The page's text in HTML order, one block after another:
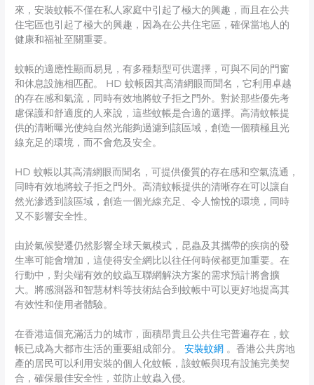
來，安裝蚊帳不僅在私人家庭中引起了極大的興趣，而且在公共
住宅區也引起了極大的興趣，因為在公共住宅區，確保當地人的
健康和福祉至關重要。
蚊帳的適應性顯而易見，有多種類型可供選擇，可與不同的門窗
和休息設施相匹配。 HD 蚊帳因其高清網眼而聞名，它利用卓越
的存在感和氣流，同時有效地將蚊子拒之門外。對於那些優先考
慮保護和舒適度的人來說，這些蚊帳是合適的選擇。高清蚊帳提
供的清晰曝光使純自然光能夠過濾到該區域，創造一個積極且光
線充足的環境，而不會危及安全。
HD 蚊帳以其高清網眼而聞名，可提供優質的存在感和空氣流通，
同時有效地將蚊子拒之門外。高清蚊帳提供的清晰存在可以讓自
然光滲透到該區域，創造一個光線充足、令人愉悅的環境，同時
又不影響安全性。
由於氣候變遷仍然影響全球天氣模式，昆蟲及其攜帶的疾病的發
生率可能會增加，這使得安全網比以往任何時候都更加重要。在
行動中，對尖端有效的蚊蟲互聯網解決方案的需求預計將會擴
大。將感測器和智慧材料等技術結合到蚊帳中可以更好地提高其
有效性和使用者體驗。
在香港這個充滿活力的城市，面積昂貴且公共住宅普遍存在，蚊
帳已成為大都市生活的重要組成部分。安裝蚊網 。香港公共房地
產的居民可以利用安裝的個人化蚊帳，該蚊帳與現有設施完美契
合，確保最佳安全性，並防止蚊蟲入侵。